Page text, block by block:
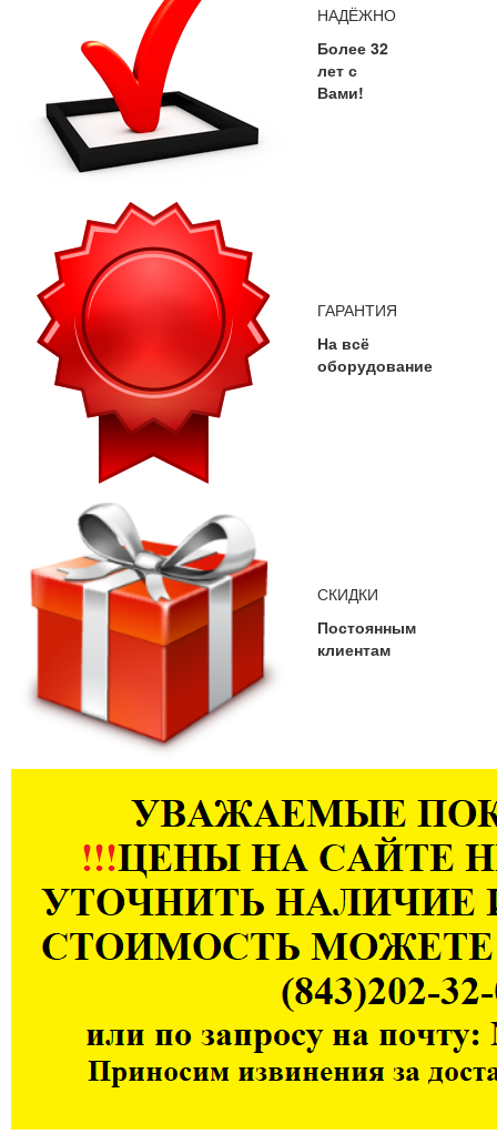
НАДЁЖНО
Более 32
лет с
Вами!
ГАРАНТИЯ
На всё
оборудование
СКИДКИ
Постоянным
клиентам